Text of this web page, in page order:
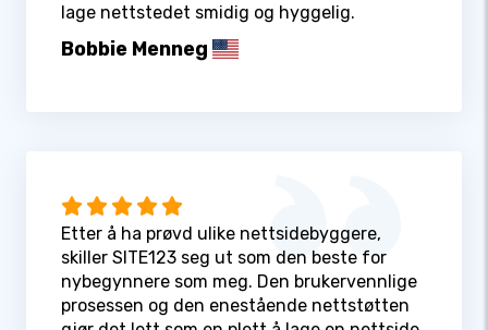
lage nettstedet smidig og hyggelig.
Bobbie Menneg
Etter å ha prøvd ulike nettsidebyggere,
skiller SITE123 seg ut som den beste for
nybegynnere som meg. Den brukervennlige
prosessen og den enestående nettstøtten